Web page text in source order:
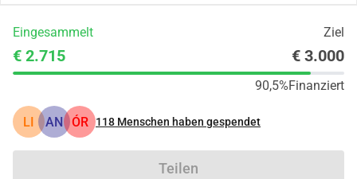
Eingesammelt Ziel
€ 2.715 € 3.000
90,5%Finanziert
LI AN ÓR 118 Menschen haben gespendet
Teilen